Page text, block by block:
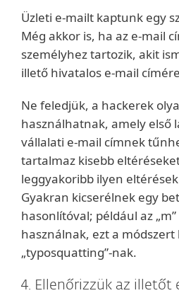
Üzleti e-mailt kaptunk egy
Még akkor is, ha az e-mail
személyhez tartozik, akit
illető hivatalos e-mail
Ne feledjük, a hackerek
használhatnak, amely első
vállalati e-mail címnek
tartalmaz kisebb
leggyakoribb ilyen
Gyakran kicserélnek egy
hasonlítóval; például az
használnak, ezt a módszert
„typosquatting”-nak.
4. Ellenőrizzük az illetőt